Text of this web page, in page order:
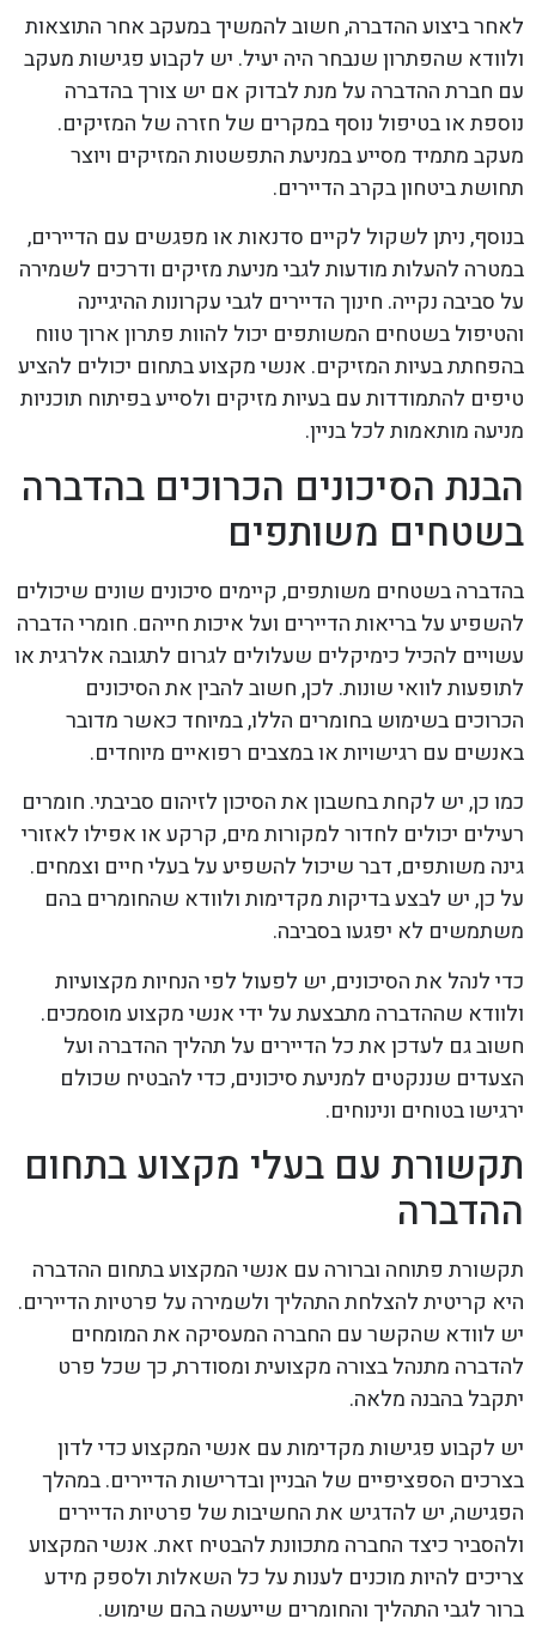
לאחר ביצוע ההדברה, חשוב להמשיך במעקב אחר התוצאות
ולוודא שהפתרון שנבחר היה יעיל. יש לקבוע פגישות מעקב
עם חברת ההדברה על מנת לבדוק אם יש צורך בהדברה
נוספת או בטיפול נוסף במקרים של חזרה של המזיקים.
מעקב מתמיד מסייע במניעת התפשטות המזיקים ויוצר
תחושת ביטחון בקרב הדיירים.
בנוסף, ניתן לשקול לקיים סדנאות או מפגשים עם הדיירים,
במטרה להעלות מודעות לגבי מניעת מזיקים ודרכים לשמירה
על סביבה נקייה. חינוך הדיירים לגבי עקרונות ההיגיינה
והטיפול בשטחים המשותפים יכול להוות פתרון ארוך טווח
בהפחתת בעיות המזיקים. אנשי מקצוע בתחום יכולים להציע
טיפים להתמודדות עם בעיות מזיקים ולסייע בפיתוח תוכניות
מניעה מותאמות לכל בניין.
הבנת הסיכונים הכרוכים בהדברה
בשטחים משותפים
בהדברה בשטחים משותפים, קיימים סיכונים שונים שיכולים
להשפיע על בריאות הדיירים ועל איכות חייהם. חומרי הדברה
עשויים להכיל כימיקלים שעלולים לגרום לתגובה אלרגית או
לתופעות לוואי שונות. לכן, חשוב להבין את הסיכונים
הכרוכים בשימוש בחומרים הללו, במיוחד כאשר מדובר
באנשים עם רגישויות או במצבים רפואיים מיוחדים.
כמו כן, יש לקחת בחשבון את הסיכון לזיהום סביבתי. חומרים
רעילים יכולים לחדור למקורות מים, קרקע או אפילו לאזורי
גינה משותפים, דבר שיכול להשפיע על בעלי חיים וצמחים.
על כן, יש לבצע בדיקות מקדימות ולוודא שהחומרים בהם
משתמשים לא יפגעו בסביבה.
כדי לנהל את הסיכונים, יש לפעול לפי הנחיות מקצועיות
ולוודא שההדברה מתבצעת על ידי אנשי מקצוע מוסמכים.
חשוב גם לעדכן את כל הדיירים על תהליך ההדברה ועל
הצעדים שננקטים למניעת סיכונים, כדי להבטיח שכולם
ירגישו בטוחים ונינוחים.
תקשורת עם בעלי מקצוע בתחום
ההדברה
תקשורת פתוחה וברורה עם אנשי המקצוע בתחום ההדברה
היא קריטית להצלחת התהליך ולשמירה על פרטיות הדיירים.
יש לוודא שהקשר עם החברה המעסיקה את המומחים
להדברה מתנהל בצורה מקצועית ומסודרת, כך שכל פרט
יתקבל בהבנה מלאה.
יש לקבוע פגישות מקדימות עם אנשי המקצוע כדי לדון
בצרכים הספציפיים של הבניין ובדרישות הדיירים. במהלך
הפגישה, יש להדגיש את החשיבות של פרטיות הדיירים
ולהסביר כיצד החברה מתכוונת להבטיח זאת. אנשי המקצוע
צריכים להיות מוכנים לענות על כל השאלות ולספק מידע
ברור לגבי התהליך והחומרים שייעשה בהם שימוש.